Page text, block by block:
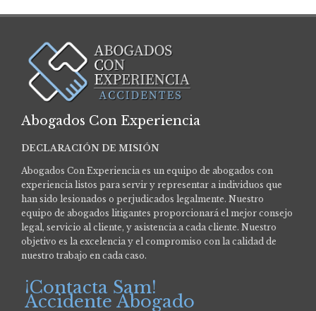
Abogados Con Experiencia
DECLARACIÓN DE MISIÓN
Abogados Con Experiencia es un equipo de abogados con
experiencia listos para servir y representar a individuos que
han sido lesionados o perjudicados legalmente. Nuestro
equipo de abogados litigantes proporcionará el mejor consejo
legal, servicio al cliente, y asistencia a cada cliente. Nuestro
objetivo es la excelencia y el compromiso con la calidad de
nuestro trabajo en cada caso.
¡Contacta Sam!
Accidente Abogado